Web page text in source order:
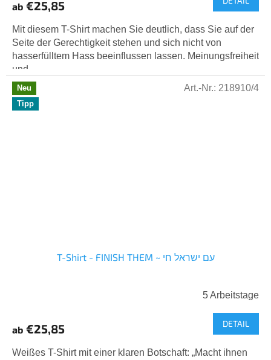
ab €25,85
Mit diesem T-Shirt machen Sie deutlich, dass Sie auf der
Seite der Gerechtigkeit stehen und sich nicht von
hasserfülltem Hass beeinflussen lassen. Meinungsfreiheit
und...
Neu
Tipp
T-Shirt - FINISH THEM ~ עם ישראל חי
5 Arbeitstage
ab €25,85 DETAIL
Weißes T-Shirt mit einer klaren Botschaft: „Macht ihnen
Art.-Nr.: 218910/4